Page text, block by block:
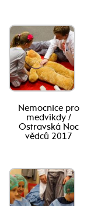
Nemocnice pro
medvíkdy /
Ostravská Noc
vědců 2017